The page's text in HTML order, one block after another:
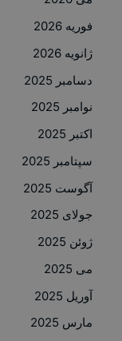
فوریه 2026
ژانویه 2026
دسامبر 2025
نوامبر 2025
اکتبر 2025
سپتامبر 2025
آگوست 2025
جولای 2025
ژوئن 2025
می 2025
آوریل 2025
مارس 2025